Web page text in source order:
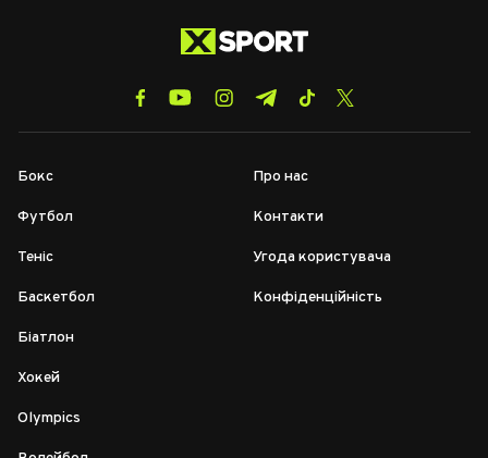
Бокс
Футбол
Теніс
Баскетбол
Біатлон
Хокей
Olympics
Про нас
Контакти
Угода користувача
Конфіденційність